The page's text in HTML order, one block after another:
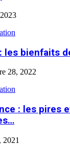
les bienfaits
28, 2022
: les pires
2021